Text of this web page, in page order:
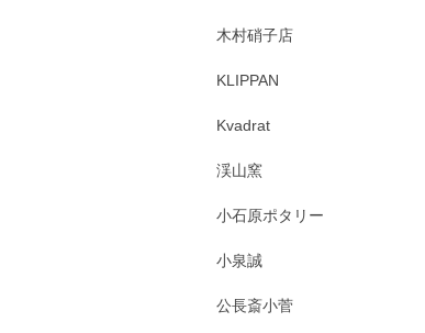
木村硝子店
KLIPPAN
Kvadrat
渓山窯
小石原ポタリー
小泉誠
公長斎小菅